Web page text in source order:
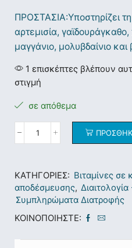
ΠΡΟΣΤΑΣΙΑ:Υποστηρίζει
αρτεμισία,
μαγγάνιο, μολυβδαίνιο και
1 επισκέπτες βλέπουν
στιγμή
σε απόθεμα
ΚΑΤΗΓΟΡΊΕΣ: Βιταμίνες σε
αποδέσμευσης,
Συμπληρώματα Διατροφής
ΚΟΙΝΟΠΟΙΉΣΤΕ: